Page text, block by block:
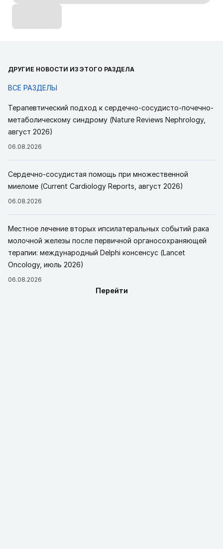
ДРУГИЕ НОВОСТИ ИЗ ЭТОГО РАЗДЕЛА
ВСЕ РАЗДЕЛЫ
Терапевтический подход к сердечно-сосудисто-почечно-
метаболическому синдрому (Nature Reviews Nephrology,
август 2026)
06.08.2026
Сердечно-сосудистая помощь при множественной
миеломе (Current Cardiology Reports, август 2026)
06.08.2026
Местное лечение вторых ипсилатеральных событий рака
молочной железы после первичной органосохраняющей
терапии: международный Delphi консенсус (Lancet
Oncology, июль 2026)
06.08.2026
Перейти